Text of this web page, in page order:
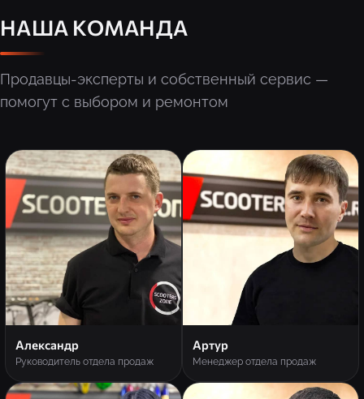
НАША КОМАНДА
Продавцы-эксперты и собственный сервис —
помогут с выбором и ремонтом
Александр
Руководитель отдела продаж
Артур
Менеджер отдела продаж